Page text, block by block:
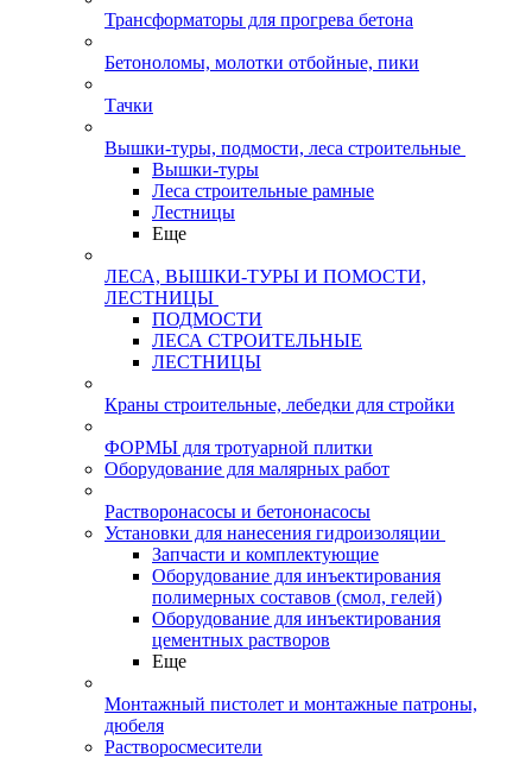
Трансформаторы для прогрева бетона
Бетоноломы, молотки отбойные, пики
Тачки
Вышки-туры, подмости, леса строительные
Вышки-туры
Леса строительные рамные
Лестницы
Еще
ЛЕСА, ВЫШКИ-ТУРЫ И ПОМОСТИ,
ЛЕСТНИЦЫ
ПОДМОСТИ
ЛЕСА СТРОИТЕЛЬНЫЕ
ЛЕСТНИЦЫ
Краны строительные, лебедки для стройки
ФОРМЫ для тротуарной плитки
Оборудование для малярных работ
Растворонасосы и бетононасосы
Установки для нанесения гидроизоляции
Запчасти и комплектующие
Оборудование для инъектирования
полимерных составов (смол, гелей)
Оборудование для инъектирования
цементных растворов
Еще
Монтажный пистолет и монтажные патроны,
дюбеля
Растворосмесители